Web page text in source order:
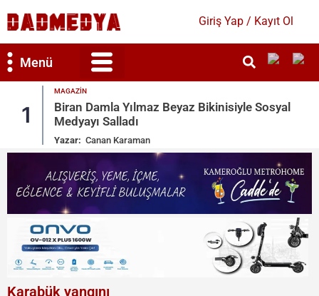
Giriş Yap / Kayıt Ol
Menü
1
MAGAZIN
Biran Damla Yılmaz Beyaz Bikinisiyle Sosyal
Medyayı Salladı
Yazar: Canan Karaman
Karabük yangını